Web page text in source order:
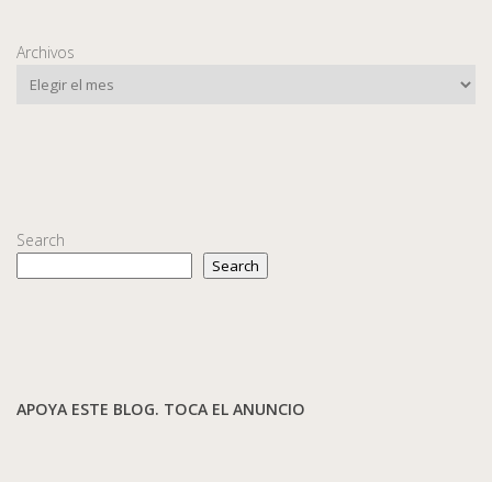
Archivos
Search
Search
APOYA ESTE BLOG. TOCA EL ANUNCIO